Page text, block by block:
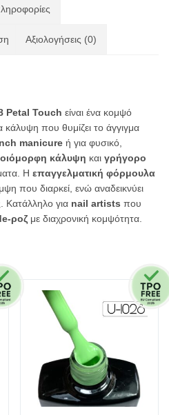
Αξιολογήσεις (0)
Petal Touch είναι ένα κομψό
κάλυψη που θυμίζει το άγγιγμα
manicure ή για φυσικό,
κάλυψη και γρήγορο
Η επαγγελματική φόρμουλα
που διαρκεί, ενώ αναδεικνύει
Κατάλληλο για nail artists που
ροζ με διαχρονική κομψότητα.